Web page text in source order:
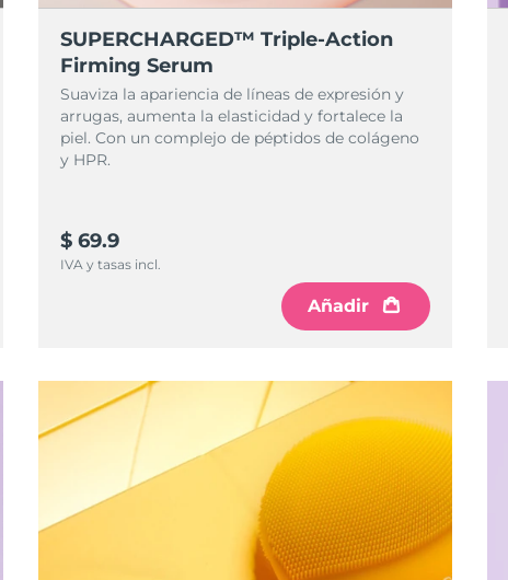
SUPERCHARGED™ Triple-Action
Firming Serum
Suaviza la apariencia de líneas de expresión y
arrugas, aumenta la elasticidad y fortalece la
piel. Con un complejo de péptidos de colágeno
y HPR.
$ 69.9
IVA y tasas incl.
Añadir